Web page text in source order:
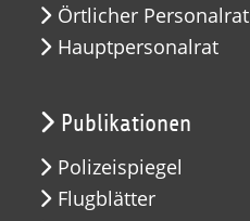
Örtlicher Personalrat
Hauptpersonalrat
Publikationen
Polizeispiegel
Flugblätter